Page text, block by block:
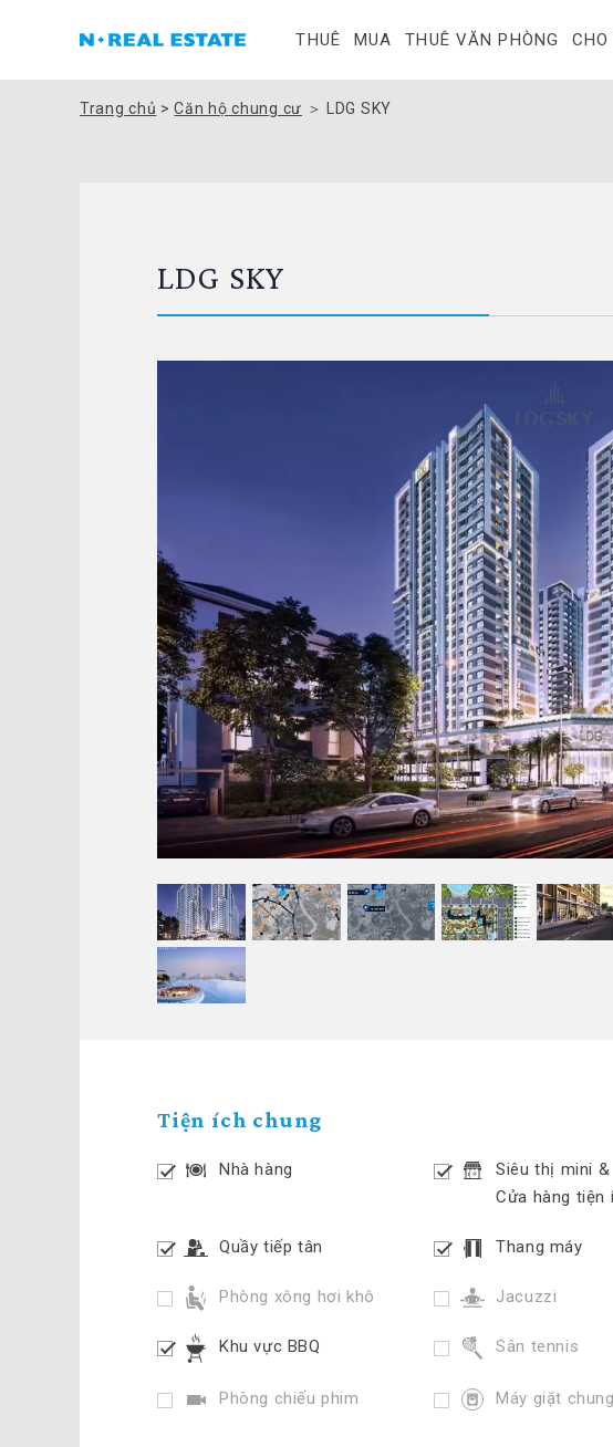
THUÊ MUA THUÊ VĂN PHÒNG
Trang chủ >Căn hộ chung cư ＞ LDG SKY
LDG SKY
Tiện ích chung
Nhà hàng
Siêu thị mini &
Cửa hàng tiện
Quầy tiếp tân Thang máy
Phòng xông hơi khô Jacuzzi
Khu vực BBQ Sân tennis
Phòng chiếu phim Máy giặt chung